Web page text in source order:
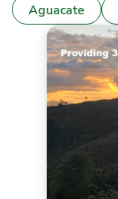
Aguacate